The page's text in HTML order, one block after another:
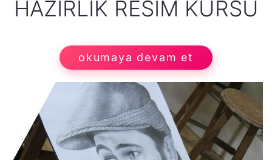
HAZIRLIK RESIM KURSU
okumaya devam et